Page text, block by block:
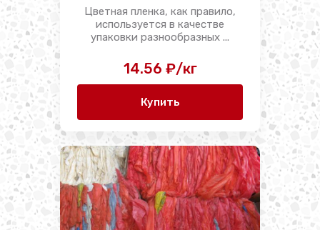
Цветная пленка, как правило,
используется в качестве
упаковки разнообразных ...
14.56 ₽/кг
Купить